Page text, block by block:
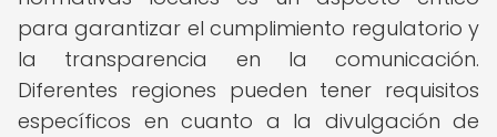
para garantizar el cumplimiento regulatorio y
la transparencia en la comunicación.
Diferentes regiones pueden tener requisitos
específicos en cuanto a la divulgación de